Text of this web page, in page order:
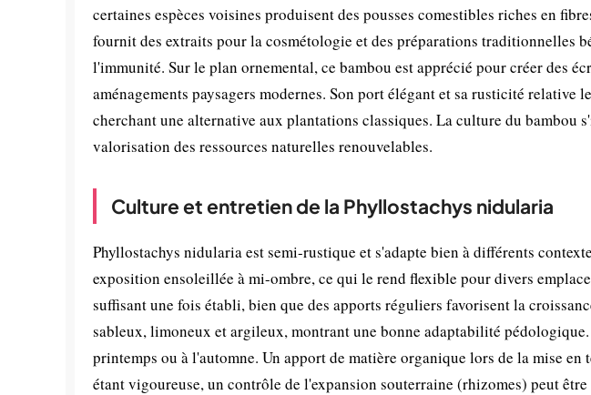
certaines espèces voisines produisent des pousses comestibles riches en
fournit des extraits pour la cosmétologie et des préparations traditionnelles
l'immunité. Sur le plan ornemental, ce bambou est apprécié pour créer des
aménagements paysagers modernes. Son port élégant et sa rusticité relative
cherchant une alternative aux plantations classiques. La culture du bambou
valorisation des ressources naturelles renouvelables.
Culture et entretien de la Phyllostachys nidularia
Phyllostachys nidularia est semi-rustique et s'adapte bien à différents
exposition ensoleillée à mi-ombre, ce qui le rend flexible pour divers
suffisant une fois établi, bien que des apports réguliers favorisent la
sableux, limoneux et argileux, montrant une bonne adaptabilité
printemps ou à l'automne. Un apport de matière organique lors de la mise
étant vigoureuse, un contrôle de l'expansion souterraine (rhizomes) peut